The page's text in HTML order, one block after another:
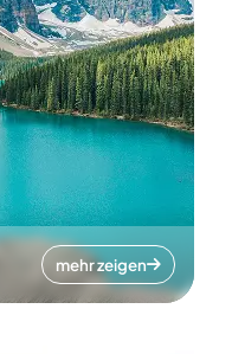
mehr zeigen